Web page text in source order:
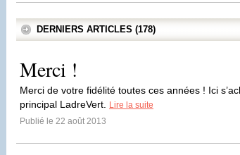
DERNIERS ARTICLES (178)
Merci !
Merci de votre fidélité toutes ces années ! Ici
principal LadreVert.
Lire la suite
Publié le 22 août 2013